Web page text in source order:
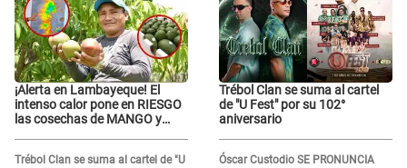
¡Alerta en Lambayeque! El
intenso calor pone en RIESGO
las cosechas de MANGO y
Trébol Clan se suma al cartel de "U
Trébol Clan se suma al cartel
de "U Fest" por su 102°
aniversario
Óscar Custodio SE PRONUNCIA